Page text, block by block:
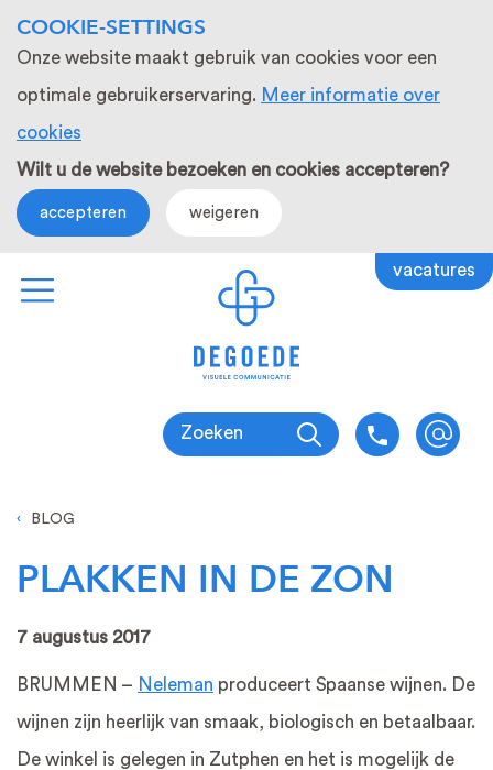
COOKIE-SETTINGS
Onze website maakt gebruik van cookies voor een
optimale gebruikerservaring. Meer informatie over
cookies
Wilt u de website bezoeken en cookies accepteren?
accepteren weigeren
vacatures
Zoeken
BLOG
PLAKKEN IN DE ZON
7 augustus 2017
BRUMMEN – Neleman produceert Spaanse wijnen. De
wijnen zijn heerlijk van smaak, biologisch en betaalbaar.
De winkel is gelegen in Zutphen en het is mogelijk de